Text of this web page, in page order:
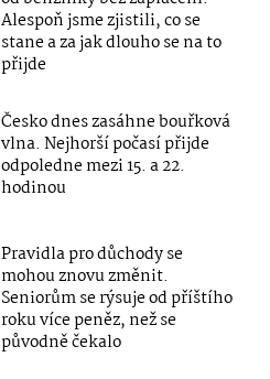
Alespoň jsme zjistili, co se
stane a za jak dlouho se na to
přijde
Česko dnes zasáhne bouřková
vlna. Nejhorší počasí přijde
odpoledne mezi 15. a 22.
hodinou
Pravidla pro důchody se
mohou znovu změnit.
Seniorům se rýsuje od příštího
roku více peněz, než se
původně čekalo